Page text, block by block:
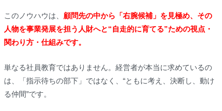
このノウハウは、 顧問先の中から「右腕候補」を見極め、その
人物を事業発展を担う人財へと“自走的に育てる”ための視点・
関わり方・仕組みです。
単なる社員教育ではありません。経営者が本当に求めているの
は、「指示待ちの部下」ではなく、“ともに考え、決断し、動け
る仲間”です。